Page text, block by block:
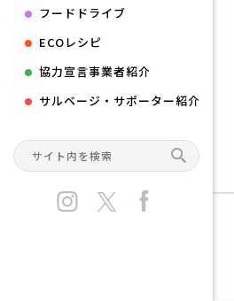
フードドライブ
ECOレシピ
協力宣言事業者紹介
サルベージ・サポーター紹介